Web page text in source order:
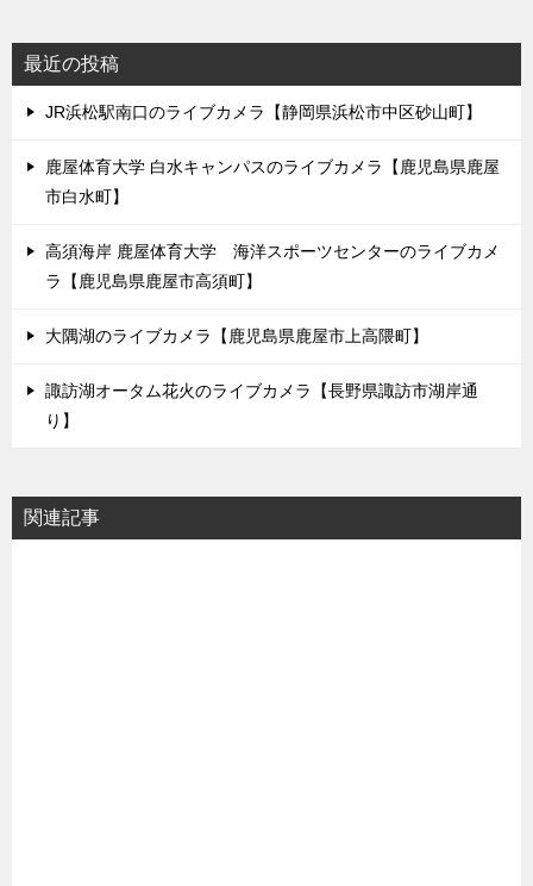
最近の投稿
JR浜松駅南口のライブカメラ【静岡県浜松市中区砂山町】
鹿屋体育大学 白水キャンパスのライブカメラ【鹿児島県鹿屋
市白水町】
高須海岸 鹿屋体育大学 海洋スポーツセンターのライブカメ
ラ【鹿児島県鹿屋市高須町】
大隅湖のライブカメラ【鹿児島県鹿屋市上高隈町】
諏訪湖オータム花火のライブカメラ【長野県諏訪市湖岸通
り】
関連記事